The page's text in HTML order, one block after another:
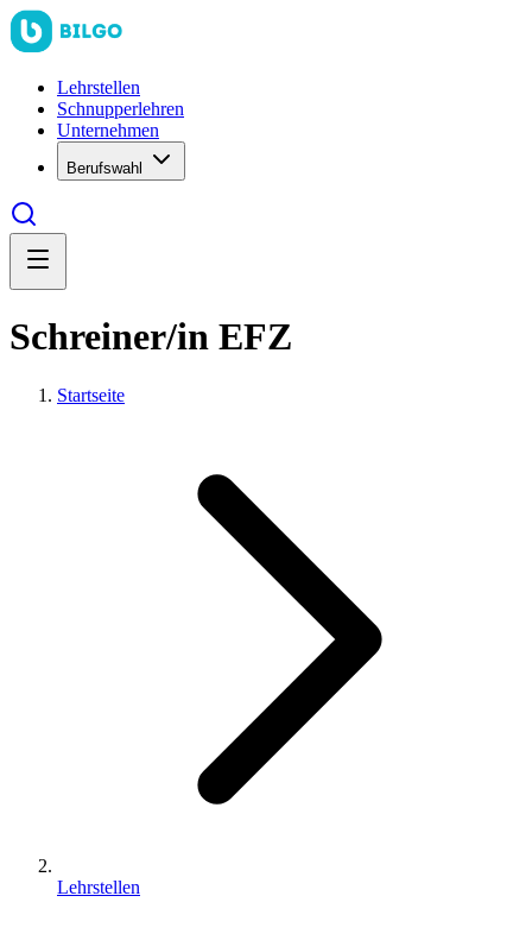
Lehrstellen
Schnupperlehren
Unternehmen
Berufswahl
Schreiner/in EFZ
Startseite
Lehrstellen